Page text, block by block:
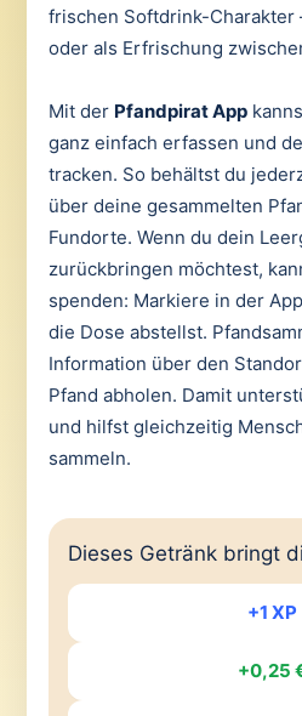
frischen Softdrink-Charakter
oder als Erfrischung
Mit der Pfandpirat App
ganz einfach erfassen und
tracken. So behältst du
über deine gesammelten
Fundorte. Wenn du dein
zurückbringen möchtest,
spenden: Markiere in der
die Dose abstellst.
Information über den
Pfand abholen. Damit
und hilfst gleichzeitig
sammeln.
Dieses Getränk bringt
+1 XP
+0,25